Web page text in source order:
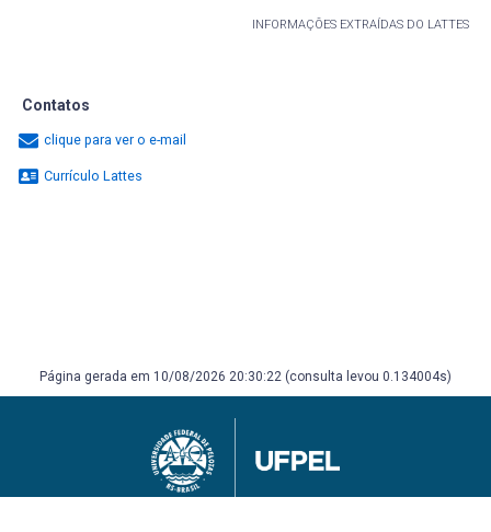
INFORMAÇÕES EXTRAÍDAS DO LATTES
Contatos
clique para ver o e-mail
Currículo Lattes
Página gerada em 10/08/2026 20:30:22 (consulta levou 0.134004s)